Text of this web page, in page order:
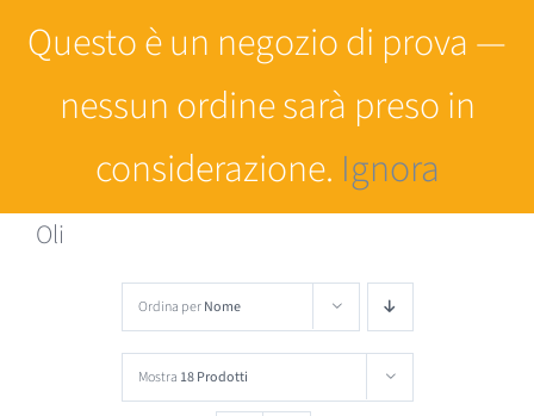
Questo è un negozio di prova —
nessun ordine sarà preso in
considerazione. Ignora
Salta
contenuto
Oli
Ordina perNome
Mostra 18 Prodotti